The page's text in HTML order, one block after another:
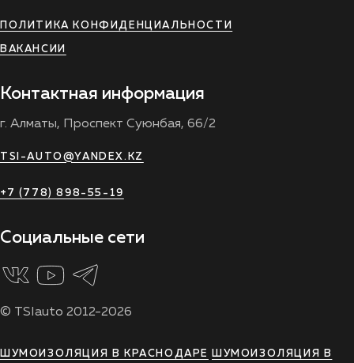
ПОЛИТИКА КОНФИДЕНЦИАЛЬНОСТИ
ВАКАНСИИ
Контактная информация
г. Алматы, Проспект Суюнбая, 66/2
TSI-AUTO@YANDEX.KZ
+7 (778) 898-55-19
Социальные сети
© TSIauto 2012-2026
ШУМОИЗОЛЯЦИЯ В КРАСНОДАРЕ ШУМОИЗОЛЯЦИЯ В